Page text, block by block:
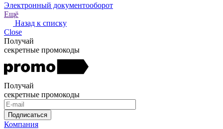
Электронный документооборот
Ещё
Назад к списку
Close
Получай
секретные промокоды
Получай
секретные промокоды
Подписаться
Компания